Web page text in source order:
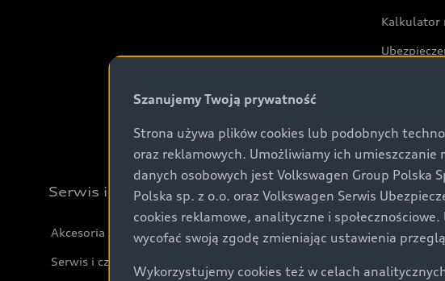
Kalkulator
Audi
Serwis i akcesoria
Akcesoria
Serwis i części
Świat
Szanujemy Twoją prywatność
Strona używa plików cookies lub podobnych
oraz reklamowych. Umożliwiamy ich
danych osobowych jest Volkswagen Group Polska
Polska sp. z o.o. oraz Volkswagen Serwis
cookies reklamowe, analityczne i
wycofać swoją zgodę zmieniając ustawienia
Wykorzystujemy cookies też w celach